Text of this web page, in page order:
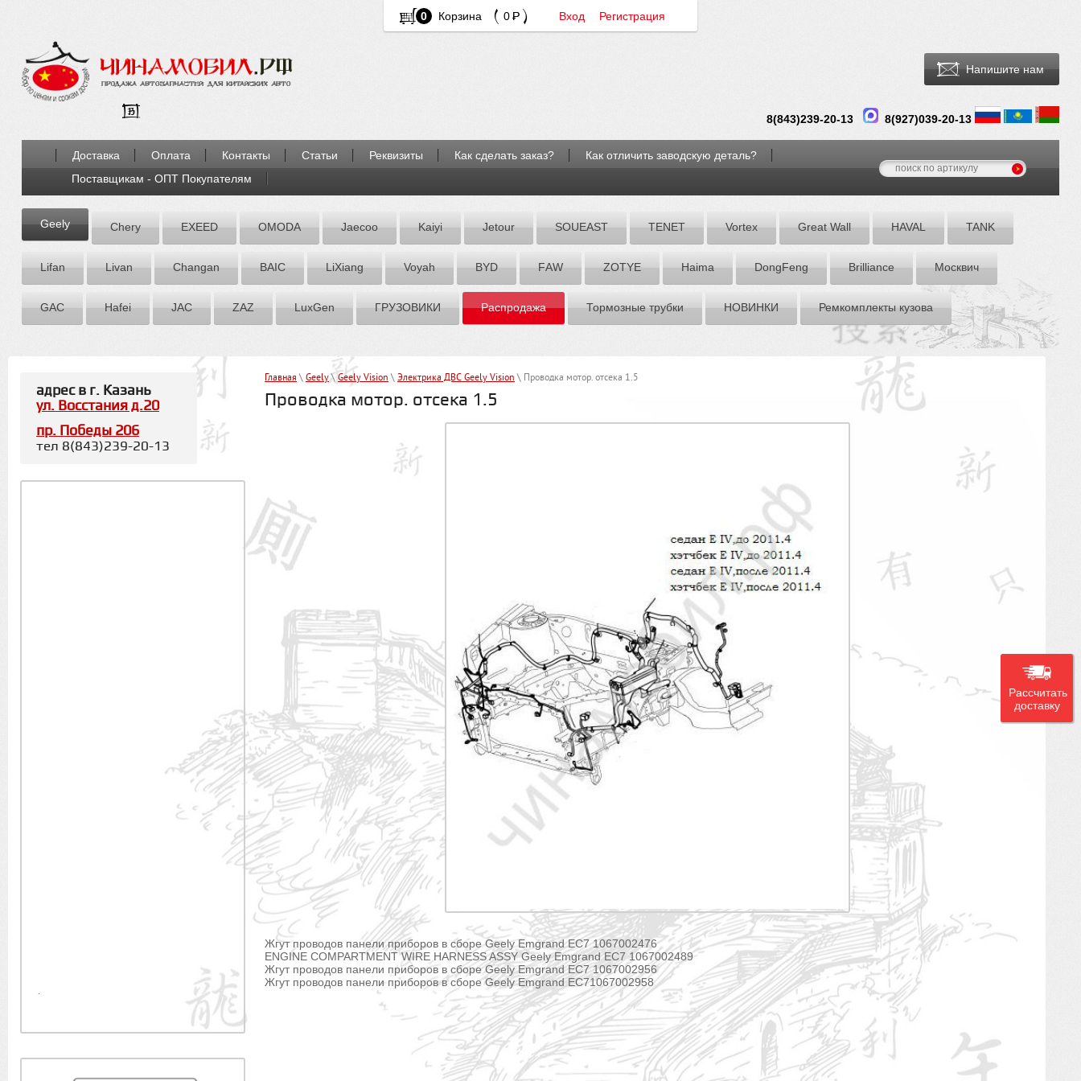
0 Корзина 0 Вход Регистрация
Напишите нам
8(843)239-20-13 8(927)039-20-13
Доставка Оплата Контакты Статьи Реквизиты Как сделать заказ?
Как отличить заводскую деталь?
Поставщикам - ОПТ Покупателям
Geely Chery EXEED OMODA Jaecoo Kaiyi Jetour SOUEAST TENET Vortex Great Wall HAVAL TANK
Lifan Livan Chаngаn BAIC LiXiang Voyah BYD FАW ZOTYE Hаimа DоngFeng Brilliance Москвич
GAC Hafei JAC ZАZ LuxGen ГРУЗОВИКИ Распродажа Тормозные трубки НОВИНКИ Ремкомплекты кузова
Главная \ Geely\ Geely Vision \ Электрика ДВС Geely Vision \ Проводка мотор. отсека 1.5
Проводка мотор. отсека 1.5
Жгут проводов панели приборов в сборе Geely Emgrand EC7 1067002476
ENGINE COMPARTMENT WIRE HARNESS ASSY Geely Emgrand EC7 1067002489
Жгут проводов панели приборов в сборе Geely Emgrand EC7 1067002956
Жгут проводов панели приборов в сборе Geely Emgrand EC71067002958
адрес в г. Казань
ул. Восстания д.20
пр. Победы 206
тел 8(843)239-20-13
.
Рассчитать
доставку